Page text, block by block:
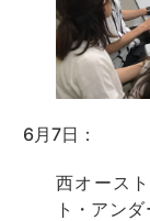
6月7日：
西オース
ト・アン